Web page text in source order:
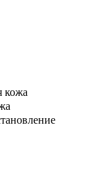
кожа